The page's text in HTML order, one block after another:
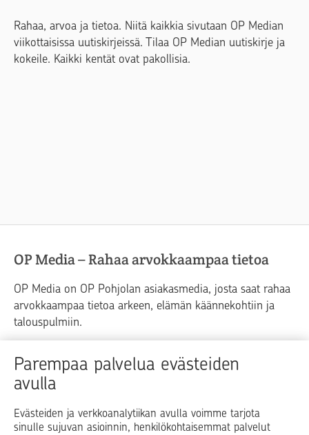
Parempaa palvelua evästeiden
avulla
Evästeiden ja verkkoanalytiikan avulla voimme tarjota
sinulle sujuvan asioinnin, henkilökohtaisemmat palvelut
Rahaa, arvoa ja tietoa. Niitä kaikkia sivutaan OP Median
viikottaisissa uutiskirjeissä. Tilaa OP Median uutiskirje ja
kokeile. Kaikki kentät ovat pakollisia.
OP Media – Rahaa arvokkaampaa tietoa
OP Media on OP Pohjolan asiakasmedia, josta saat rahaa
arvokkaampaa tietoa arkeen, elämän käännekohtiin ja
talouspulmiin.
Raha Elämä
Yrityselämä
Blogit ja puheenvuorot
Op.fi OP Koti Pohjola Vahinkoapu